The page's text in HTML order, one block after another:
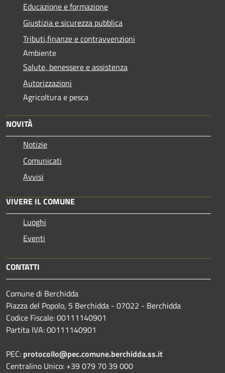
Educazione e formazione
Giustizia e sicurezza pubblica
Tributi,finanze e contravvenzioni
Ambiente
Salute, benessere e assistenza
Autorizzazioni
Agricoltura e pesca
NOVITÀ
Notizie
Comunicati
Avvisi
VIVERE IL COMUNE
Luoghi
Eventi
CONTATTI
Comune di Berchidda
Piazza del Popolo, 5 Berchidda - 07022 - Berchidda
Codice Fiscale: 00111140901
Partita IVA: 00111140901
PEC: protocollo@pec.comune.berchidda.ss.it
Centralino Unico: +39 079 70 39 000